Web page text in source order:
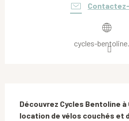
cycles-
Découvrez Cycles Bentoline à
location de vélos couchés et